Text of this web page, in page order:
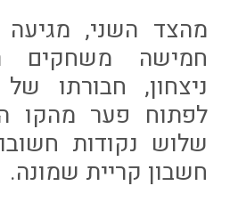
מהצד השני,
חמישה משחקים
ניצחון, חבורתו
לפתוח פער מהקו
שלוש נקודות
חשבון קריית שמונה.